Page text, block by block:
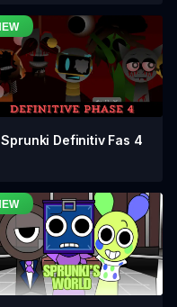
Sprunki Definitiv Fas 4